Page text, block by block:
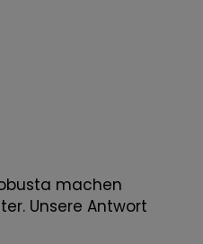
machen
Unsere Antwort